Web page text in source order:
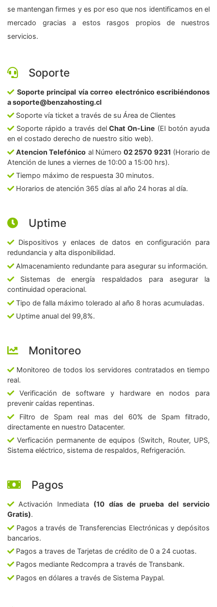
se mantengan firmes y es por eso que nos identificamos en el
mercado gracias a estos rasgos propios de nuestros
servicios.
Soporte
Soporte principal vía correo electrónico escribiéndonos
a soporte@benzahosting.cl
Soporte vía ticket a través de su Área de Clientes
Soporte rápido a través delChat On-Line (El botón ayuda
en el costado derecho de nuestro sitio web).
Atencion Telefónico al Número02 2570 9231 (Horario de
Atención de lunes a viernes de 10:00 a 15:00 hrs).
Tiempo máximo de respuesta 30 minutos.
Horarios de atención 365 días al año 24 horas al día.
Uptime
Dispositivos y enlaces de datos en configuración para
redundancia y alta disponibilidad.
Almacenamiento redundante para asegurar su información.
Sistemas de energía respaldados para asegurar la
continuidad operacional.
Tipo de falla máximo tolerado al año 8 horas acumuladas.
Uptime anual del 99,8%.
Monitoreo
Monitoreo de todos los servidores contratados en tiempo
real.
Verificación de software y hardware en nodos para
prevenir caídas repentinas.
Filtro de Spam real mas del 60% de Spam filtrado,
directamente en nuestro Datacenter.
Verficación permanente de equipos (Switch, Router, UPS,
Sistema eléctrico, sistema de respaldos, Refrigeración.
Pagos
Activación Inmediata (10 días de prueba del servicio
Gratis).
Pagos a través de Transferencias Electrónicas y depósitos
bancarios.
Pagos a traves de Tarjetas de crédito de 0 a 24 cuotas.
Pagos mediante Redcompra a través de Transbank.
Pagos en dólares a través de Sistema Paypal.